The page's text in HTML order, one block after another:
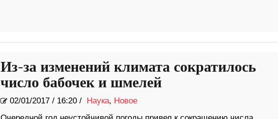
Из-за изменений климата сократилось
число бабочек и шмелей
02/01/2017/ 16:20 / Наука, Новое